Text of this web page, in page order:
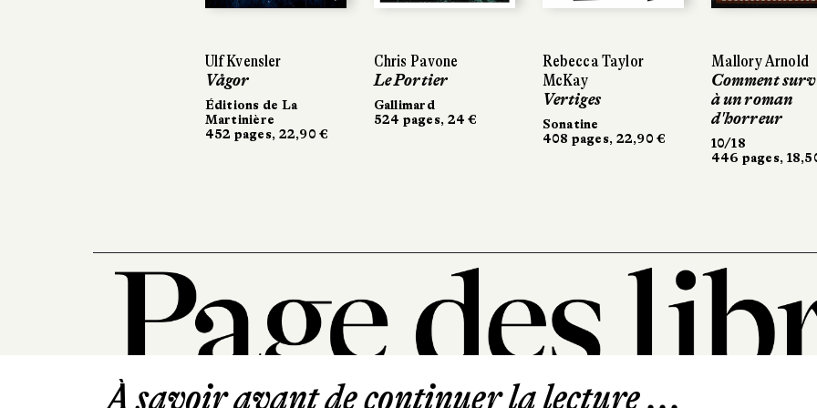
Éditions de La
452 pages, 22,90 €
Gallimard
524 pages, 24 €
Rebecca Taylor
Sonatine
408 pages, 22,90 €
Mallory Arnold
Comment survivre
10/18
446 pages, 18,50 €
Le
Le
Chris Pavone
Gallimard
524 pages, 24 €
Rebecca Taylor
Sonatine
408 pages, 22,90 €
Mallory Arnold
Comment survivre
10/18
446 pages, 18,50 €
Le
Le
À savoir avant de continuer la lecture ...